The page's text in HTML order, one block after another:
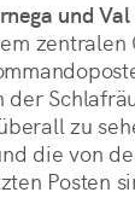
und
der
zu
die von
Posten